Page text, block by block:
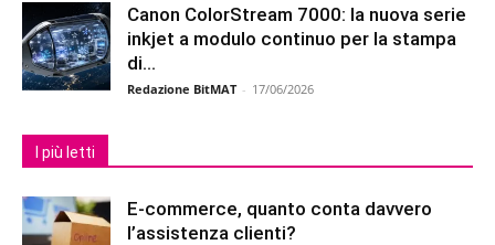
Canon ColorStream 7000: la nuova serie
inkjet a modulo continuo per la stampa
di...
Redazione BitMAT - 17/06/2026
I più letti
E-commerce, quanto conta davvero
l’assistenza clienti?